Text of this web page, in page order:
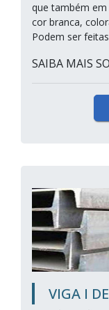
que também
cor branca,
Podem ser
SAIBA MAIS
VIGA I